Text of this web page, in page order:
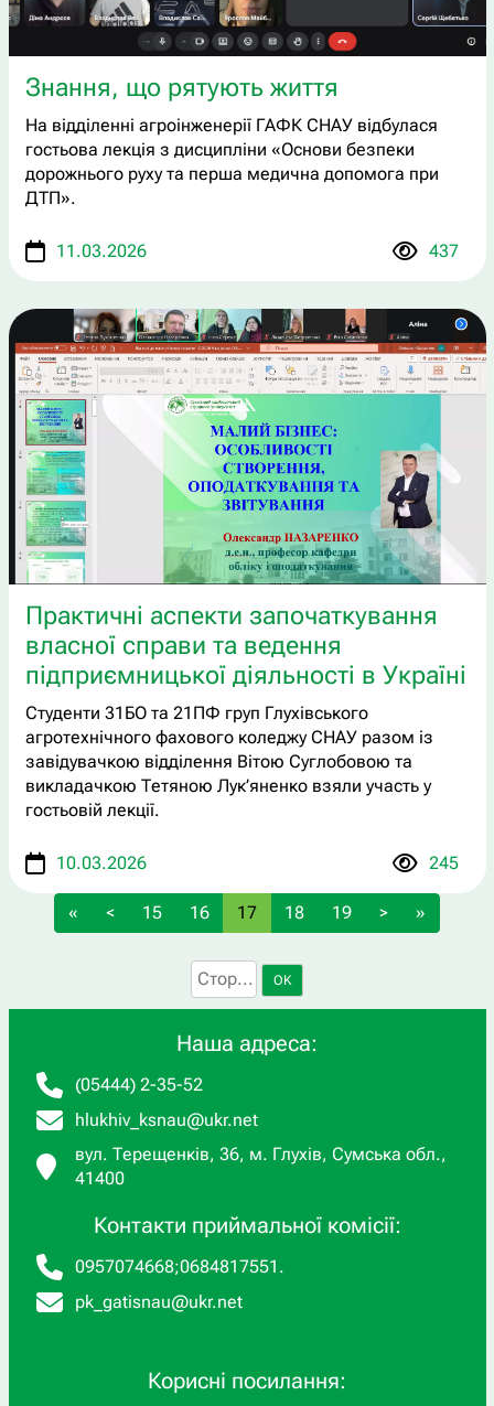
Знання, що рятують життя
На відділенні агроінженерії ГАФК СНАУ відбулася
гостьова лекція з дисципліни «Основи безпеки
дорожнього руху та перша медична допомога при
ДТП».
11.03.2026 437
Практичні аспекти започаткування
власної справи та ведення
підприємницької діяльності в Україні
Студенти 31БО та 21ПФ груп Глухівського
агротехнічного фахового коледжу СНАУ разом із
завідувачкою відділення Вітою Суглобовою та
викладачкою Тетяною Лук’яненко взяли участь у
гостьовій лекції.
10.03.2026 245
« < 15 16 17 18 19 > »
OK
Наша адреса:
(05444) 2-35-52
hlukhiv_ksnau@ukr.net
вул. Терещенків, 36, м. Глухів, Сумська обл.,
41400
Контакти приймальної комісії:
0957074668;0684817551 .
pk_gatisnau@ukr.net
Корисні посилання: